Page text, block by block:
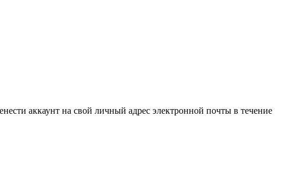
аккаунт на свой личный адрес электронной почты в течение